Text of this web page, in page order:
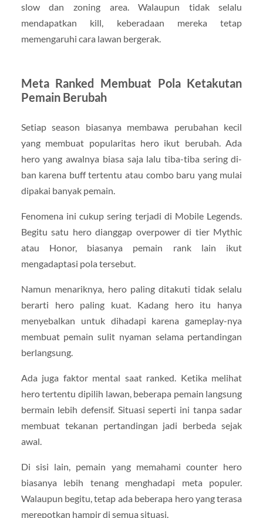
slow dan zoning area. Walaupun tidak selalu
mendapatkan kill, keberadaan mereka tetap
memengaruhi cara lawan bergerak.
Meta Ranked Membuat Pola Ketakutan
Pemain Berubah
Setiap season biasanya membawa perubahan kecil
yang membuat popularitas hero ikut berubah. Ada
hero yang awalnya biasa saja lalu tiba-tiba sering di-
ban karena buff tertentu atau combo baru yang mulai
dipakai banyak pemain.
Fenomena ini cukup sering terjadi di Mobile Legends.
Begitu satu hero dianggap overpower di tier Mythic
atau Honor, biasanya pemain rank lain ikut
mengadaptasi pola tersebut.
Namun menariknya, hero paling ditakuti tidak selalu
berarti hero paling kuat. Kadang hero itu hanya
menyebalkan untuk dihadapi karena gameplay-nya
membuat pemain sulit nyaman selama pertandingan
berlangsung.
Ada juga faktor mental saat ranked. Ketika melihat
hero tertentu dipilih lawan, beberapa pemain langsung
bermain lebih defensif. Situasi seperti ini tanpa sadar
membuat tekanan pertandingan jadi berbeda sejak
awal.
Di sisi lain, pemain yang memahami counter hero
biasanya lebih tenang menghadapi meta populer.
Walaupun begitu, tetap ada beberapa hero yang terasa
merepotkan hampir di semua situasi.